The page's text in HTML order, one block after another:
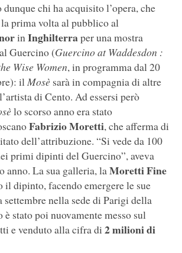
dunque chi ha acquisito l’opera, che
la prima volta al pubblico al
inInghilterraper una mostra
Guercino (Guercino at Waddesdon :
Wise Women, in programma dal 20
ilMosè sarà in compagnia di altre
di Cento. Ad essersi però
lo scorso anno era stato
Fabrizio Moretti, che afferma di
dell’attribuzione. “Si vede da 100
primi dipinti del Guercino”, aveva
anno. La sua galleria, laMoretti Fine
il dipinto, facendo emergere le sue
settembre nella sede di Parigi della
stato poi nuovamente messo sul
e venduto alla cifra di 2 milioni di